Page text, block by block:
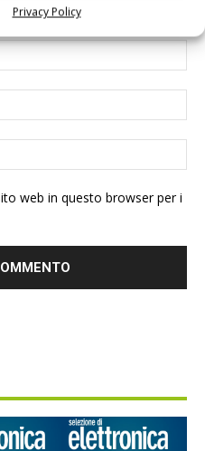
Privacy Policy
web in questo browser per i